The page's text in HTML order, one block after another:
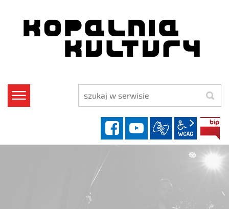
szukaj
facebookYouTube
wcag2.1